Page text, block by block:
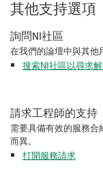
其他支持選項
詢問NI社區
在我們的論壇中與其他
搜索NI社區以尋求
請求工程師的支持
需要具備有效的服務
而異。
打開服務請求